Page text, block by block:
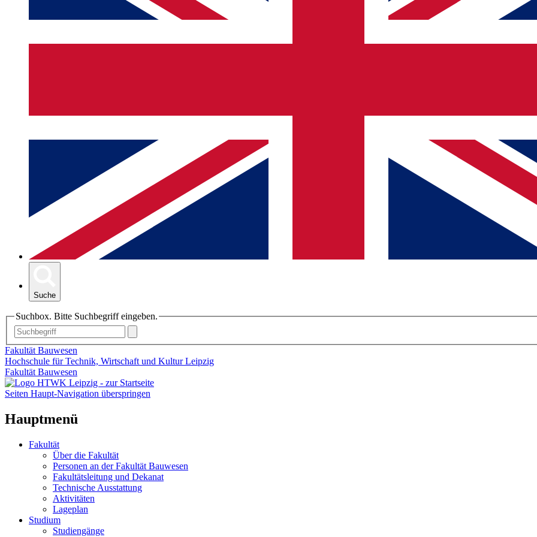
Suche
Suchbox. Bitte Suchbegriff eingeben.
Fakultät Bauwesen
Hochschule für Technik, Wirtschaft und Kultur Leipzig
Fakultät Bauwesen
Seiten Haupt-Navigation überspringen
Hauptmenü
Fakultät
Über die Fakultät
Personen an der Fakultät Bauwesen
Fakultätsleitung und Dekanat
Technische Ausstattung
Aktivitäten
Lageplan
Studium
Studiengänge